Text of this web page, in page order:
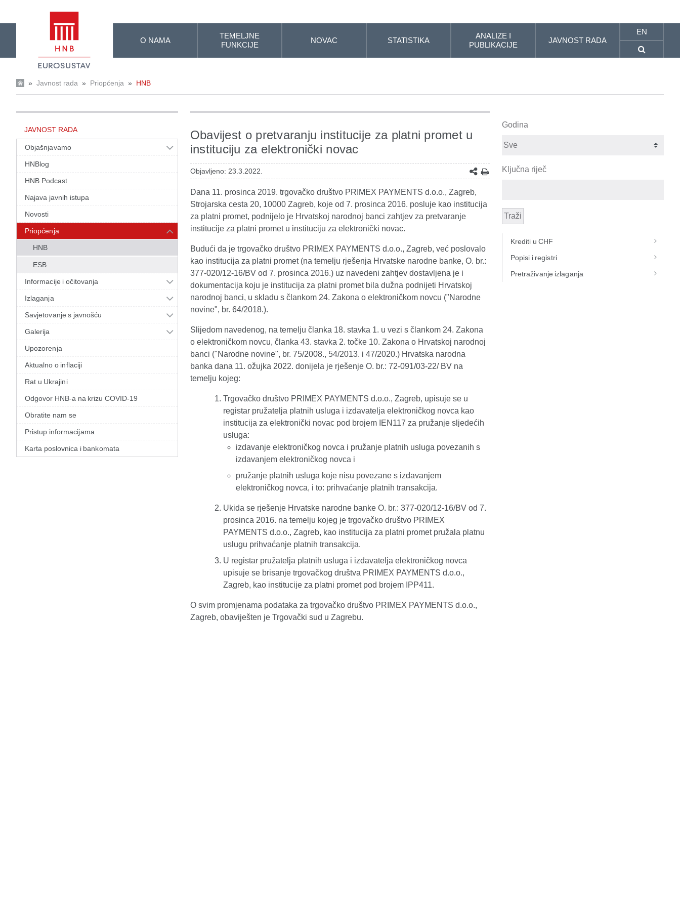
O NAMA
TEMELJNE
FUNKCIJE
NOVAC STATISTIKA
ANALIZE I
PUBLIKACIJE
JAVNOST RADA
EN
» Javnost rada » Priopćenja » HNB
JAVNOST RADA
Objašnjavamo
HNBlog
HNB Podcast
Najava javnih istupa
Novosti
Priopćenja
HNB
ESB
Informacije i očitovanja
Izlaganja
Savjetovanje s javnošću
Galerija
Upozorenja
Aktualno o inflaciji
Rat u Ukrajini
Odgovor HNB-a na krizu COVID-19
Obratite nam se
Pristup informacijama
Karta poslovnica i bankomata
Obavijest o pretvaranju institucije za platni promet u
instituciju za elektronički novac
Objavljeno: 23.3.2022.
Dana 11. prosinca 2019. trgovačko društvo PRIMEX PAYMENTS d.o.o., Zagreb,
Strojarska cesta 20, 10000 Zagreb, koje od 7. prosinca 2016. posluje kao institucija
za platni promet, podnijelo je Hrvatskoj narodnoj banci zahtjev za pretvaranje
institucije za platni promet u instituciju za elektronički novac.
Budući da je trgovačko društvo PRIMEX PAYMENTS d.o.o., Zagreb, već poslovalo
kao institucija za platni promet (na temelju rješenja Hrvatske narodne banke, O. br.:
377-020/12-16/BV od 7. prosinca 2016.) uz navedeni zahtjev dostavljena je i
dokumentacija koju je institucija za platni promet bila dužna podnijeti Hrvatskoj
narodnoj banci, u skladu s člankom 24. Zakona o elektroničkom novcu ("Narodne
novine", br. 64/2018.).
Slijedom navedenog, na temelju članka 18. stavka 1. u vezi s člankom 24. Zakona
o elektroničkom novcu, članka 43. stavka 2. točke 10. Zakona o Hrvatskoj narodnoj
banci ("Narodne novine", br. 75/2008., 54/2013. i 47/2020.) Hrvatska narodna
banka dana 11. ožujka 2022. donijela je rješenje O. br.: 72-091/03-22/ BV na
temelju kojeg:
Trgovačko društvo PRIMEX PAYMENTS d.o.o., Zagreb, upisuje se u
registar pružatelja platnih usluga i izdavatelja elektroničkog novca kao
institucija za elektronički novac pod brojem IEN117 za pružanje sljedećih
usluga:
izdavanje elektroničkog novca i pružanje platnih usluga povezanih s
izdavanjem elektroničkog novca i
pružanje platnih usluga koje nisu povezane s izdavanjem
elektroničkog novca, i to: prihvaćanje platnih transakcija.
Ukida se rješenje Hrvatske narodne banke O. br.: 377-020/12-16/BV od 7.
prosinca 2016. na temelju kojeg je trgovačko društvo PRIMEX
PAYMENTS d.o.o., Zagreb, kao institucija za platni promet pružala platnu
uslugu prihvaćanje platnih transakcija.
U registar pružatelja platnih usluga i izdavatelja elektroničkog novca
upisuje se brisanje trgovačkog društva PRIMEX PAYMENTS d.o.o.,
Zagreb, kao institucije za platni promet pod brojem IPP411.
O svim promjenama podataka za trgovačko društvo PRIMEX PAYMENTS d.o.o.,
Zagreb, obaviješten je Trgovački sud u Zagrebu.
Godina
Ključna riječ
Traži
Krediti u CHF
Popisi i registri
Pretraživanje izlaganja